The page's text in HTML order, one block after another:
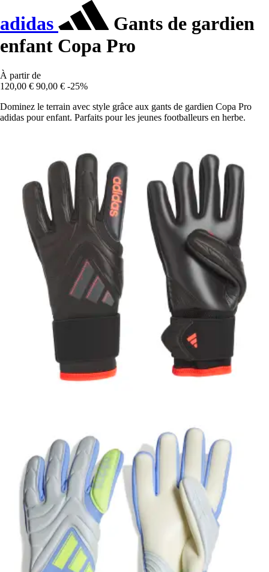
adidas
Gants de gardien
enfant Copa Pro
À partir de
120,00 € 90,00 € -25%
Dominez le terrain avec style grâce aux gants de gardien Copa Pro
adidas pour enfant. Parfaits pour les jeunes footballeurs en herbe.